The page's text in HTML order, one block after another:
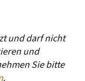
und darf nicht
und
Sie bitte
.